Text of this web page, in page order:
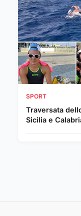
SPORT
Traversata
Sicilia e